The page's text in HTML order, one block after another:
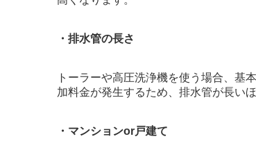
・排水管の長さ
トーラーや高圧洗浄機を使う場合、基
加料金が発生するため、排水管が長い
・マンションor戸建て